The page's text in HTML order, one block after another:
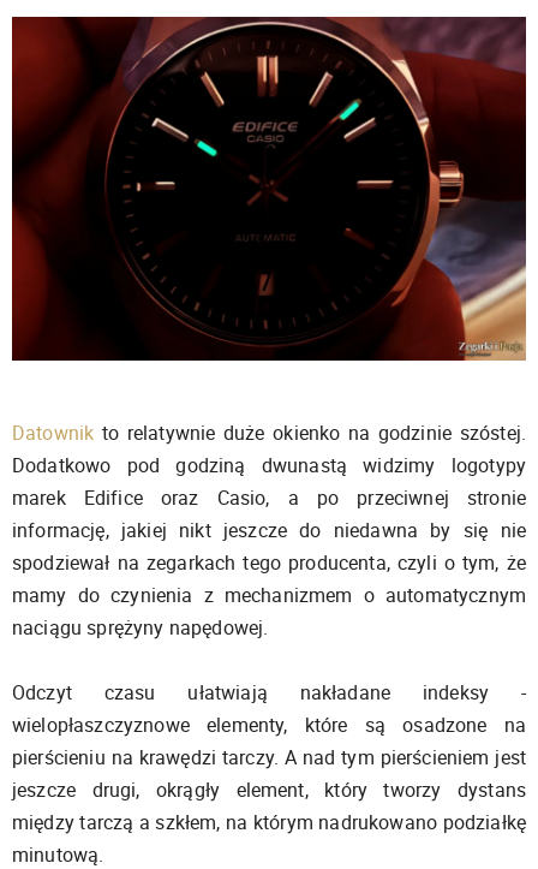
Datownik to relatywnie duże okienko na godzinie szóstej.
Dodatkowo pod godziną dwunastą widzimy logotypy
marek Edifice oraz Casio, a po przeciwnej stronie
informację, jakiej nikt jeszcze do niedawna by się nie
spodziewał na zegarkach tego producenta, czyli o tym, że
mamy do czynienia z mechanizmem o automatycznym
naciągu sprężyny napędowej.
Odczyt czasu ułatwiają nakładane indeksy -
wielopłaszczyznowe elementy, które są osadzone na
pierścieniu na krawędzi tarczy. A nad tym pierścieniem jest
jeszcze drugi, okrągły element, który tworzy dystans
między tarczą a szkłem, na którym nadrukowano podziałkę
minutową.